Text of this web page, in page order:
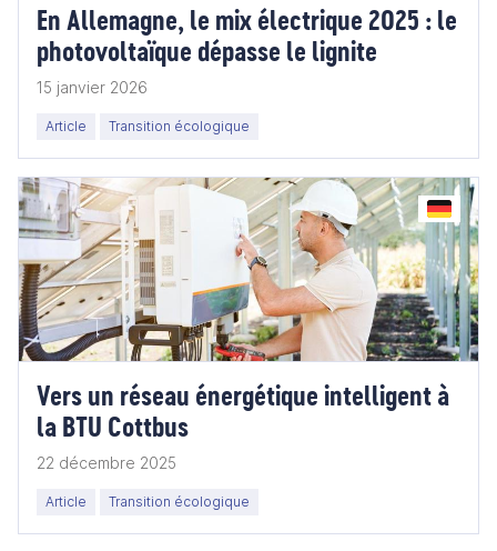
En Allemagne, le mix électrique 2025 : le
photovoltaïque dépasse le lignite
15 janvier 2026
Article Transition écologique
Vers un réseau énergétique intelligent à
la BTU Cottbus
22 décembre 2025
Article Transition écologique